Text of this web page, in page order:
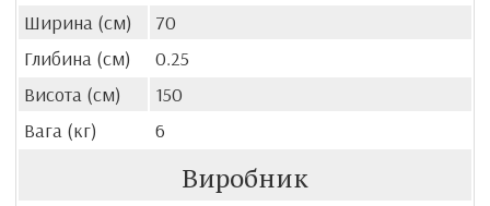
Ширина (см)
70
Глибина (см)
0.25
Висота (см)
150
Вага (кг)
6
Виробник